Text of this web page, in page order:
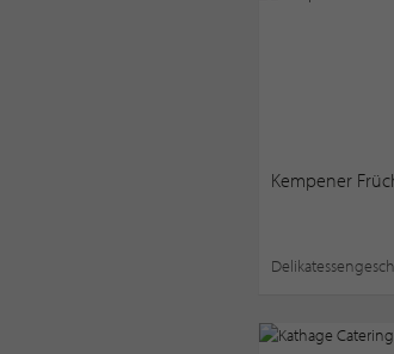
Kempener